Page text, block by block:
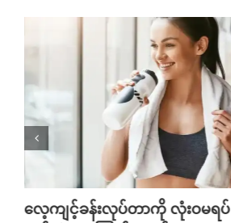
လေ့ကျင့်ခန်းလုပ်တာကို လုံးဝမရပ်